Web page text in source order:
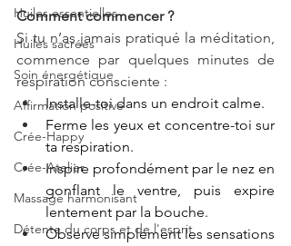
Huiles essentielles
Huiles sacrées
Soin énergétique
Affirmation positive
Crée-Happy
Crée-Atelier
Massage harmonisant
Détente du corps et de l'esprit
Comment commencer ?
Si tu n’as jamais pratiqué la méditation,
commence par quelques minutes de
respiration consciente :
Installe-toi dans un endroit calme.
Ferme les yeux et concentre-toi sur
ta respiration.
Inspire profondément par le nez en
gonflant le ventre, puis expire
lentement par la bouche.
Observe simplement les sensations